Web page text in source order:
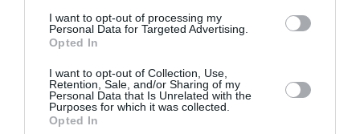
I want to opt-out of processing my
Personal Data for Targeted Advertising.
Opted In
I want to opt-out of Collection, Use,
Retention, Sale, and/or Sharing of my
Personal Data that Is Unrelated with the
Purposes for which it was collected.
Opted In
Σχετικά Άρθρα